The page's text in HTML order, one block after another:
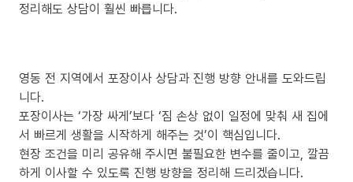
정리해도 상담이 훨씬 빠릅니다.
영동 전 지역에서 포장이사 상담과 진행 방향 안내를 도와드립
니다.
포장이사는 ‘가장 싸게’보다 ‘짐 손상 없이 일정에 맞춰 새 집에
서 빠르게 생활을 시작하게 해주는 것’이 핵심입니다.
현장 조건을 미리 공유해 주시면 불필요한 변수를 줄이고, 깔끔
하게 이사할 수 있도록 진행 방향을 정리해 드리겠습니다.